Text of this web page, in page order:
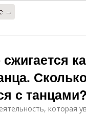
→
с танцами?
которая